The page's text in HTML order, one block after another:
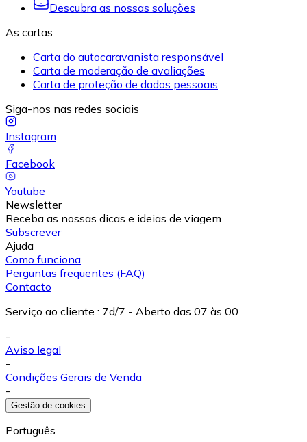
Descubra as nossas soluções
As cartas
Carta do autocaravanista responsável
Carta de moderação de avaliações
Carta de proteção de dados pessoais
Siga-nos nas redes sociais
Instagram
Facebook
Youtube
Newsletter
Receba as nossas dicas e ideias de viagem
Subscrever
Ajuda
Como funciona
Perguntas frequentes (FAQ)
Contacto
Serviço ao cliente : 7d/7 - Aberto das 07 às 00
-
Aviso legal
-
Condições Gerais de Venda
-
Gestão de cookies
Português